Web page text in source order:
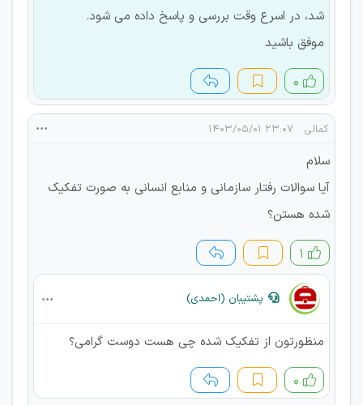
شد، در اسرع وقت بررسی و پاسخ داده می شود.
موفق باشید
۰
کمالی ۲۳:۰۷ ۱۴۰۳/۰۵/۰۱
سلام
آیا سوالات رفتار سازمانی و منابع انسانی به صورت تفکیک
شده هستن؟
۱
پشتیبان (احمدی)
منظورتون از تفکیک شده چی هست دوست گرامی؟
۰